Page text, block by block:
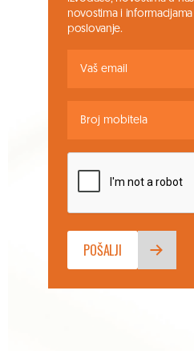
novostima i
poslovanje.